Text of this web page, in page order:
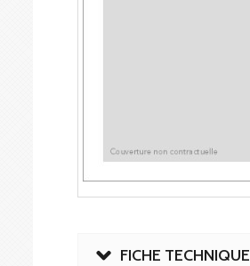
FICHE TECHNIQUE